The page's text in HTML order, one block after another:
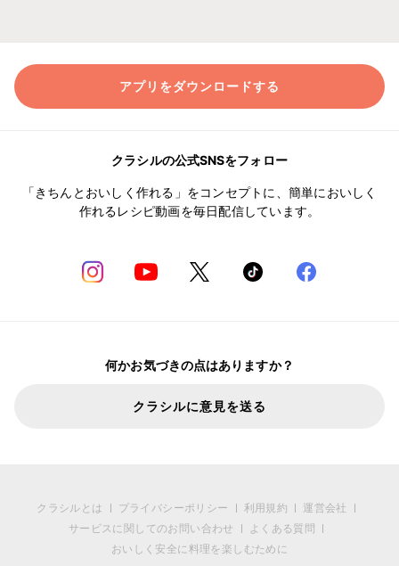
アプリをダウンロードする
クラシルの公式SNSをフォロー
「きちんとおいしく作れる」をコンセプトに、簡単においしく
作れるレシピ動画を毎日配信しています。
何かお気づきの点はありますか？
クラシルに意見を送る
クラシルとは プライバシーポリシー 利用規約
運営会社
サービスに関してのお問い合わせ
よくある質問
おいしく安全に料理を楽しむために